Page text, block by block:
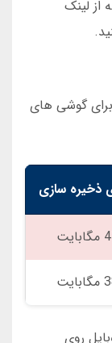
از لینک
گوشی های
ذخیره سازی
روی